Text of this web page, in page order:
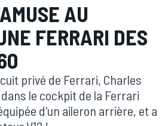
AU
FERRARI DES
privé de Ferrari, Charles
le cockpit de la Ferrari
d'un aileron arrière, et a